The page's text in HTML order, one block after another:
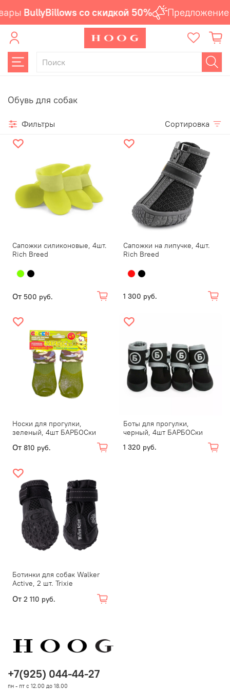
BullyBillows со скидкой 50% Предложение
Обувь для собак
Фильтры Сортировка
Сапожки силиконовые, 4шт.
Rich Breed
От 500 руб.
Сапожки на липучке, 4шт.
Rich Breed
1 300 руб.
Носки для прогулки,
зеленый, 4шт БАРБОСки
От 810 руб.
Боты для прогулки,
черный, 4шт БАРБОСки
1 320 руб.
Ботинки для собак Walker
Active, 2 шт. Trixie
От 2 110 руб.
+7(925) 044-44-27
пн - пт с 12.00 до 18.00